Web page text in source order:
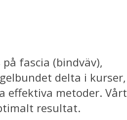
fascia (bindväv),
delta i kurser,
effektiva metoder. Vårt
resultat.